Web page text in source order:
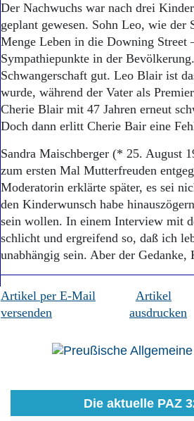
Der Nachwuchs war nach drei
geplant gewesen. Sohn Leo, wie der
Menge Leben in die Downing Street
Sympathiepunkte in der
Schwangerschaft gut. Leo Blair ist
wurde, während der Vater als
Cherie Blair mit 47 Jahren erneut
Doch dann erlitt Cherie Bair eine
Sandra Maischberger (* 25. August
zum ersten Mal Mutterfreuden
Moderatorin erklärte später, es sei
den Kinderwunsch habe
sein wollen. In einem Interview mit
schlicht und ergreifend so, daß ich
unabhängig sein. Aber der
Artikel per E-Mail
versenden
Artikel
ausdrucken
Die aktuelle PAZ